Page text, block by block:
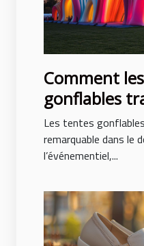
Comment
gonflables
événements
Les tentes
remarquable dans le
l’événementiel,...